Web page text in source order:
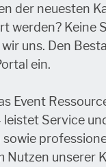
der neuesten
werden? Keine
uns. Den
ein.
Event
leistet Service
sowie
Nutzen unserer